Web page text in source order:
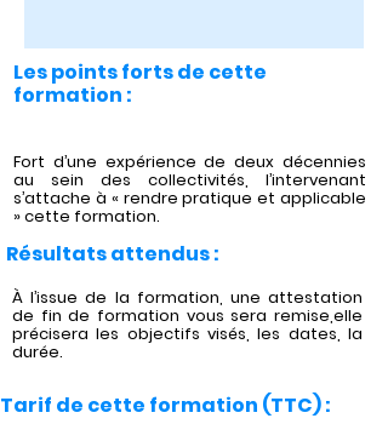
Les points forts de cette
formation :
Fort d’une expérience de deux décennies
au sein des collectivités, l’intervenant
s’attache à « rendre pratique et applicable
» cette formation.
Résultats attendus :
À l’issue de la formation, une attestation
de fin de formation vous sera remise,elle
précisera les objectifs visés, les dates, la
durée.
Tarif de cette formation (TTC) :